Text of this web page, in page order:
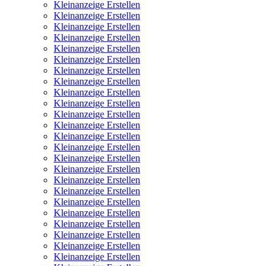
Kleinanzeige Erstellen
Kleinanzeige Erstellen
Kleinanzeige Erstellen
Kleinanzeige Erstellen
Kleinanzeige Erstellen
Kleinanzeige Erstellen
Kleinanzeige Erstellen
Kleinanzeige Erstellen
Kleinanzeige Erstellen
Kleinanzeige Erstellen
Kleinanzeige Erstellen
Kleinanzeige Erstellen
Kleinanzeige Erstellen
Kleinanzeige Erstellen
Kleinanzeige Erstellen
Kleinanzeige Erstellen
Kleinanzeige Erstellen
Kleinanzeige Erstellen
Kleinanzeige Erstellen
Kleinanzeige Erstellen
Kleinanzeige Erstellen
Kleinanzeige Erstellen
Kleinanzeige Erstellen
Kleinanzeige Erstellen